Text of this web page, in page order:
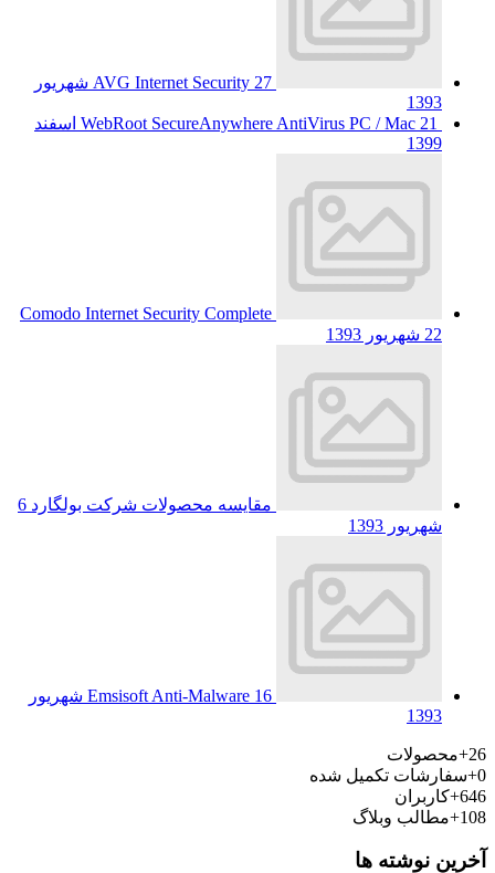
AVG Internet Security 27 شهریور
1393
WebRoot SecureAnywhere AntiVirus PC / Mac 21 اسفند
1399
Comodo Internet Security Complete
22 شهریور 1393
مقایسه محصولات شرکت بولگارد 6
شهریور 1393
Emsisoft Anti-Malware 16 شهریور
1393
26+
محصولات
0+ سفارشات تکمیل شده
646+ کاربران
108+
مطالب وبلاگ
آخرین نوشته ها